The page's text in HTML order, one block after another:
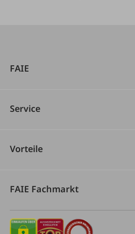
FAIE
Service
Vorteile
FAIE Fachmarkt